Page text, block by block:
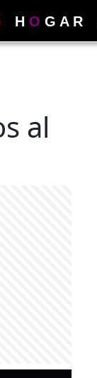
H O G A R
al